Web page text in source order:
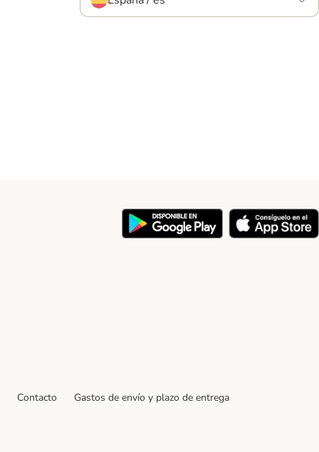
Contacto
Gastos de envío y plazo de entrega